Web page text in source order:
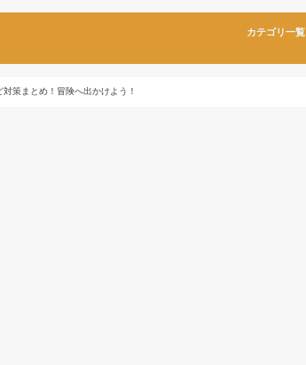
カテゴリ一覧
策まとめ！冒険へ出かけよう！